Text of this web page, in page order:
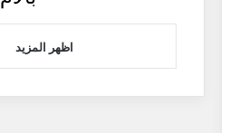
اظهر المزيد